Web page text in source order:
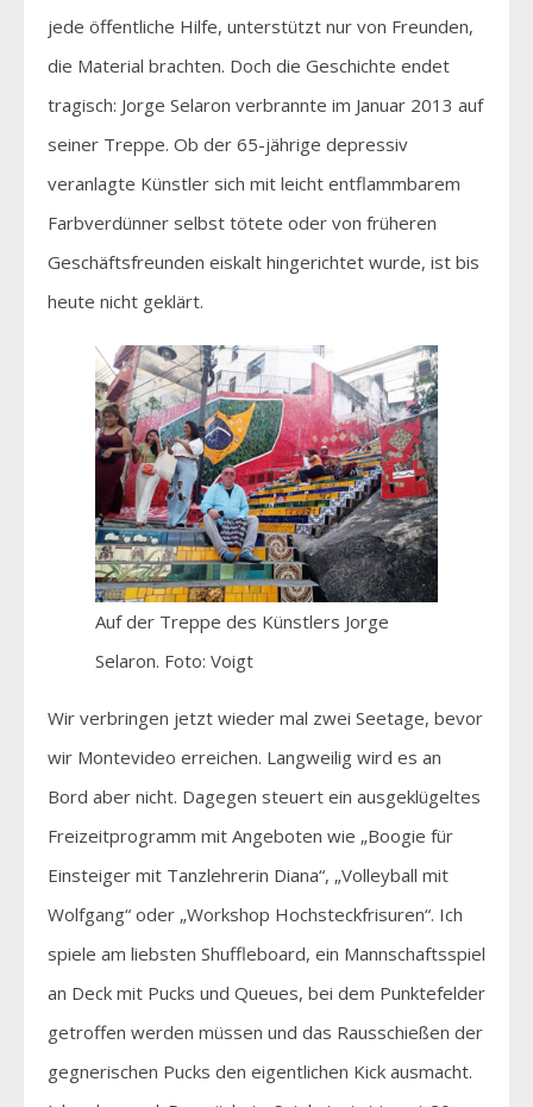
jede öffentliche Hilfe, unterstützt nur von Freunden,
die Material brachten. Doch die Geschichte endet
tragisch: Jorge Selaron verbrannte im Januar 2013 auf
seiner Treppe. Ob der 65-jährige depressiv
veranlagte Künstler sich mit leicht entflammbarem
Farbverdünner selbst tötete oder von früheren
Geschäftsfreunden eiskalt hingerichtet wurde, ist bis
heute nicht geklärt.
Auf der Treppe des Künstlers Jorge
Selaron. Foto: Voigt
Wir verbringen jetzt wieder mal zwei Seetage, bevor
wir Montevideo erreichen. Langweilig wird es an
Bord aber nicht. Dagegen steuert ein ausgeklügeltes
Freizeitprogramm mit Angeboten wie „Boogie für
Einsteiger mit Tanzlehrerin Diana“, „Volleyball mit
Wolfgang“ oder „Workshop Hochsteckfrisuren“. Ich
spiele am liebsten Shuffleboard, ein Mannschaftsspiel
an Deck mit Pucks und Queues, bei dem Punktefelder
getroffen werden müssen und das Rausschießen der
gegnerischen Pucks den eigentlichen Kick ausmacht.